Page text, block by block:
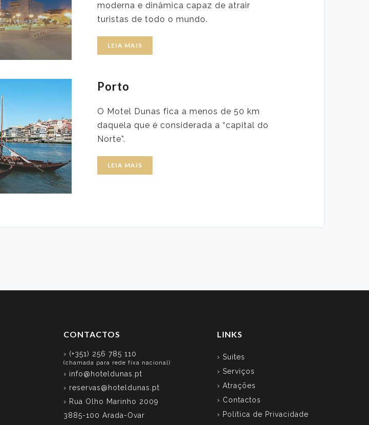
moderna e dinâmica capaz de atrair
turistas de todo o mundo.
LEIA MAIS
Porto
O Motel Dunas fica a menos de 50 km
daquela que é considerada a “capital do
Norte”.
LEIA MAIS
CONTACTOS
› (+351) 256 785 110
(chamada para rede fixa nacional)
› info@hoteldunas.pt
› reservas@hoteldunas.pt
› Rua Olho Marinho 2009
3885-100 Arada-Ovar
LINKS
› Suites
› Serviços
› Atrações
› Contactos
› Política de Privacidade